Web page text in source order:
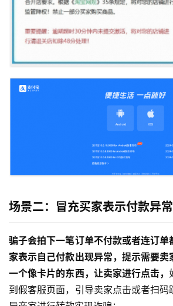
场景二：冒充买家表示付款异
骗子会拍下一笔订单不付款或者连订单
家表示自己付款出现异常，提示需要
一个像卡片的东西，让卖家进行点击，
到假客服页面，引导卖家点击或者扫